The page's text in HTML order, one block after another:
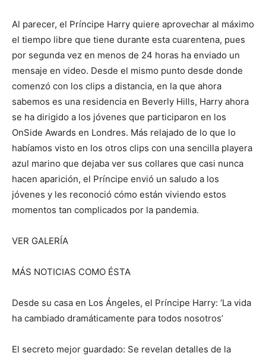
Al parecer, el Príncipe Harry quiere aprovechar al máximo
el tiempo libre que tiene durante esta cuarentena, pues
por segunda vez en menos de 24 horas ha enviado un
mensaje en video. Desde el mismo punto desde donde
comenzó con los clips a distancia, en la que ahora
sabemos es una residencia en Beverly Hills, Harry ahora
se ha dirigido a los jóvenes que participaron en los
OnSide Awards en Londres. Más relajado de lo que lo
habíamos visto en los otros clips con una sencilla playera
azul marino que dejaba ver sus collares que casi nunca
hacen aparición, el Príncipe envió un saludo a los
jóvenes y les reconoció cómo están viviendo estos
momentos tan complicados por la pandemia.
VER GALERÍA
MÁS NOTICIAS COMO ÉSTA
Desde su casa en Los Ángeles, el Príncipe Harry: ‘La vida
ha cambiado dramáticamente para todos nosotros’
El secreto mejor guardado: Se revelan detalles de la